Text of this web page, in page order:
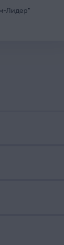
Лидер"